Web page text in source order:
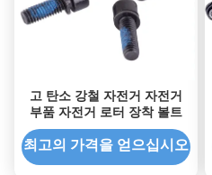
고 탄소 강철 자전거 자전거
부품 자전거 로터 장착 볼트
최고의 가격을 얻으십시오